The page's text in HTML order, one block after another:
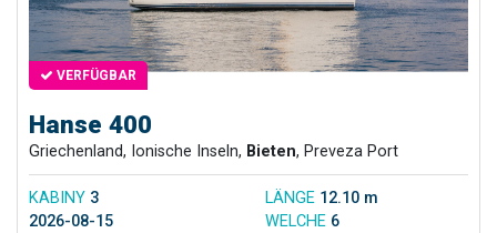
VERFÜGBAR
Hanse 400
Griechenland, Ionische Inseln, Bieten, Preveza Port
KABINY 3 LÄNGE 12.10 m
2026-08-15
WELCHE 6